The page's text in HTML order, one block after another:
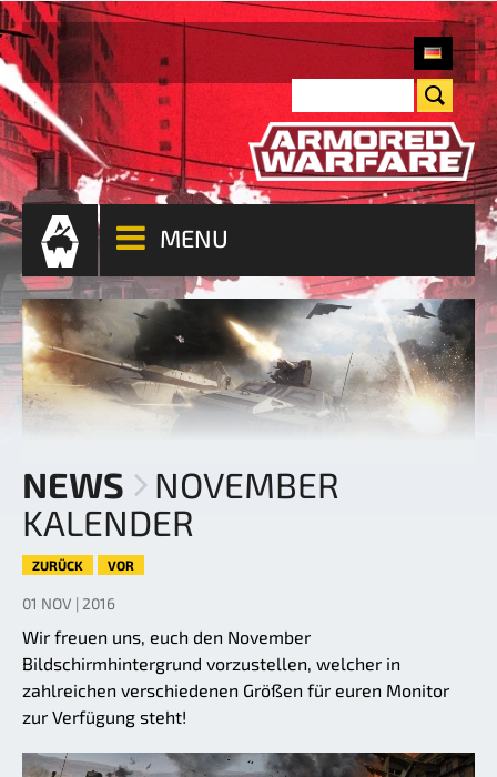
MENU
NEWS
NOVEMBER
KALENDER
ZURÜCK VOR
01 NOV | 2016
Wir freuen uns, euch den November
Bildschirmhintergrund vorzustellen, welcher in
zahlreichen verschiedenen Größen für euren Monitor
zur Verfügung steht!